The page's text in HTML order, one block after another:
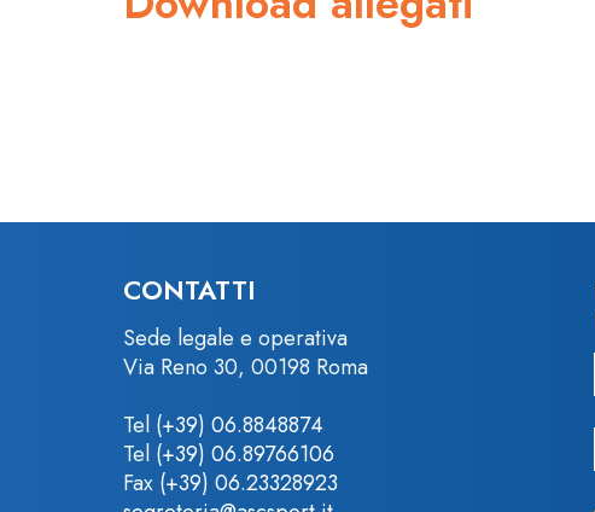
CONTATTI
Sede legale e operativa
Via Reno 30, 00198 Roma
Tel (+39) 06.8848874
Tel (+39) 06.89766106
Fax (+39) 06.23328923